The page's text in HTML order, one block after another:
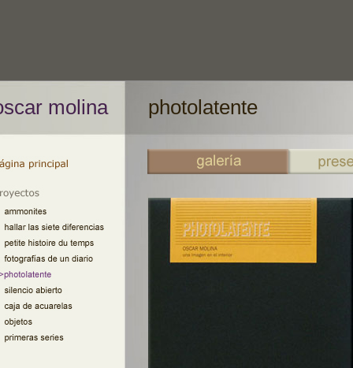
molina photolatente